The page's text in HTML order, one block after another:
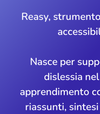
Reasy,
Nasce per
dislessia
apprendimento
riassunti,